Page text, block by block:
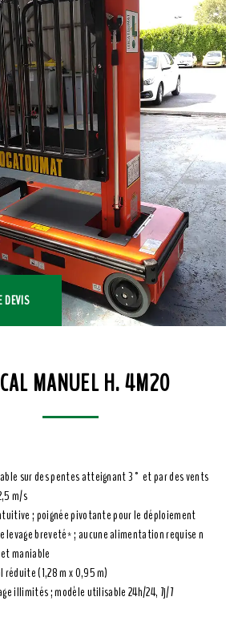
DEVIS
MANUEL H. 4M20
sur des pentes atteignant 3° et par des vents
m/s
; poignée pivotante pour le déploiement
levage breveté* ; aucune alimentation requise n
maniable
réduite (1,28 m x 0,95 m)
illimités ; modèle utilisable 24h/24, 7j/7